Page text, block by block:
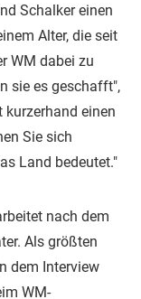
Schalker einen
Alter, die seit
WM dabei zu
sie es geschafft",
kurzerhand einen
Sie sich
Land bedeutet."
nach dem
Als größten
dem Interview
WM-